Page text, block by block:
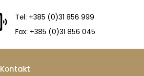
Tel: +385 (0)31 856 999
Fax: +385 (0)31 856 045
Kontakt